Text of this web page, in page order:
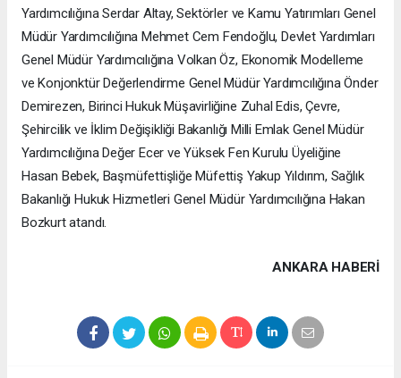
Yardımcılığına Serdar Altay, Sektörler ve Kamu Yatırımları Genel
Müdür Yardımcılığına Mehmet Cem Fendoğlu, Devlet Yardımları
Genel Müdür Yardımcılığına Volkan Öz, Ekonomik Modelleme
ve Konjonktür Değerlendirme Genel Müdür Yardımcılığına Önder
Demirezen, Birinci Hukuk Müşavirliğine Zuhal Edis, Çevre,
Şehircilik ve İklim Değişikliği Bakanlığı Milli Emlak Genel Müdür
Yardımcılığına Değer Ecer ve Yüksek Fen Kurulu Üyeliğine
Hasan Bebek, Başmüfettişliğe Müfettiş Yakup Yıldırım, Sağlık
Bakanlığı Hukuk Hizmetleri Genel Müdür Yardımcılığına Hakan
Bozkurt atandı.
ANKARA HABERİ